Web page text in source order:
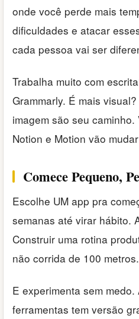
onde você perde mais
dificuldades e atacar
cada pessoa vai ser
Trabalha muito com
Grammarly. É mais
imagem são seu
Notion e Motion vão
Comece Pequeno,
Escolhe UM app pra
semanas até virar hábito.
Construir uma rotina
não corrida de 100 metros.
E experimenta sem
ferramentas tem versão